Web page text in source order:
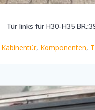
Tür links für H30-H35
Kabinentür, Komponenten,